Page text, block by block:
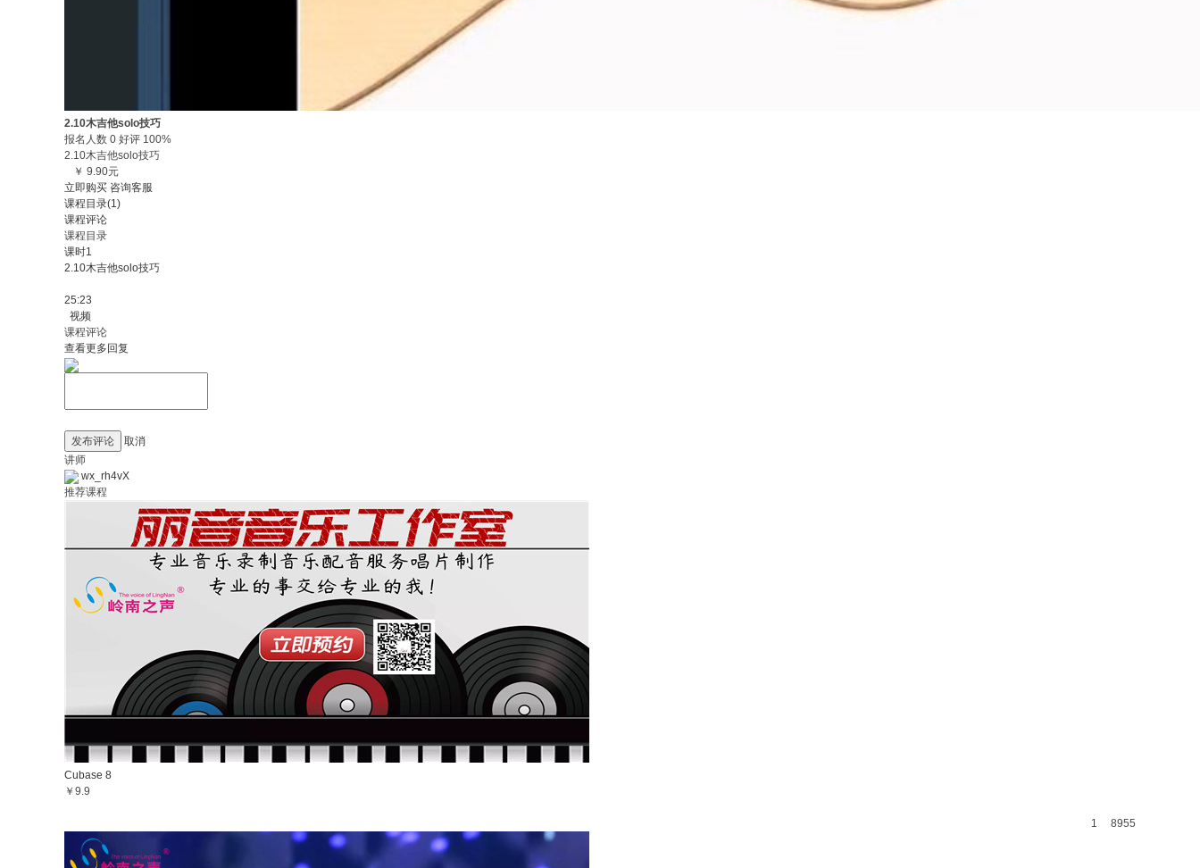
2.10木吉他solo技巧
报名人数 0 好评 100%
2.10木吉他solo技巧
￥ 9.90元
立即购买 咨询客服
课程目录(1)
课程评论
课程目录
课时1
2.10木吉他solo技巧
25:23
视频
课程评论
查看更多回复
发布评论
取消
讲师
wx_rh4vX
推荐课程
Cubase 8
￥9.9
1 8955